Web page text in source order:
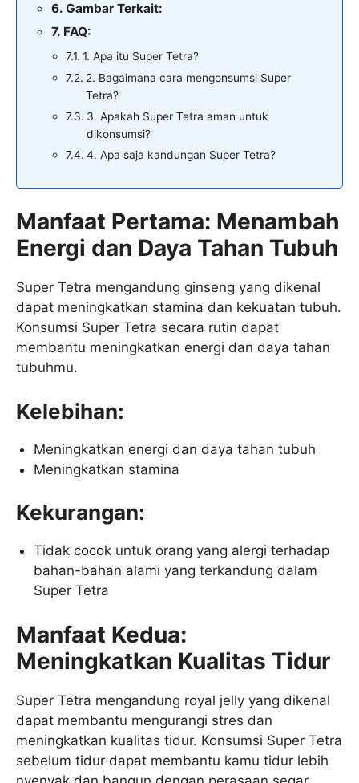
Gambar Terkait:
FAQ:
1. Apa itu Super Tetra?
2. Bagaimana cara mengonsumsi Super
Tetra?
3. Apakah Super Tetra aman untuk
dikonsumsi?
4. Apa saja kandungan Super Tetra?
Manfaat Pertama: Menambah
Energi dan Daya Tahan Tubuh
Super Tetra mengandung ginseng yang dikenal
dapat meningkatkan stamina dan kekuatan tubuh.
Konsumsi Super Tetra secara rutin dapat
membantu meningkatkan energi dan daya tahan
tubuhmu.
Kelebihan:
Meningkatkan energi dan daya tahan tubuh
Meningkatkan stamina
Kekurangan:
Tidak cocok untuk orang yang alergi terhadap
bahan-bahan alami yang terkandung dalam
Super Tetra
Manfaat Kedua:
Meningkatkan Kualitas Tidur
Super Tetra mengandung royal jelly yang dikenal
dapat membantu mengurangi stres dan
meningkatkan kualitas tidur. Konsumsi Super Tetra
sebelum tidur dapat membantu kamu tidur lebih